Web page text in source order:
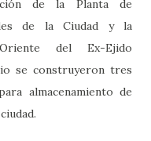
de la Planta de
de la Ciudad y la
del Ex-Ejido
se construyeron tres
almacenamiento de